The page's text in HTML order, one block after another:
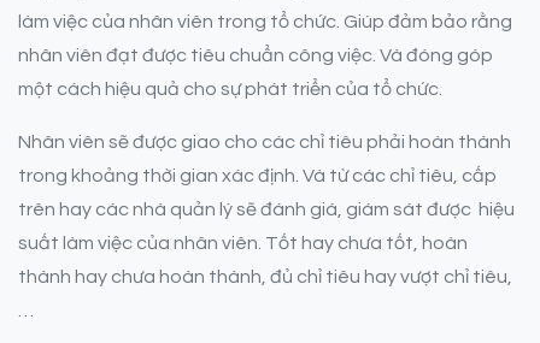
làm việc của nhân viên trong tổ chức. Giúp đảm bảo rằng
nhân viên đạt được tiêu chuẩn công việc. Và đóng góp
một cách hiệu quả cho sự phát triển của tổ chức.
Nhân viên sẽ được giao cho các chỉ tiêu phải hoàn thành
trong khoảng thời gian xác định. Và từ các chỉ tiêu, cấp
trên hay các nhà quản lý sẽ đánh giá, giám sát được hiệu
suất làm việc của nhân viên. Tốt hay chưa tốt, hoàn
thành hay chưa hoàn thành, đủ chỉ tiêu hay vượt chỉ tiêu,
…